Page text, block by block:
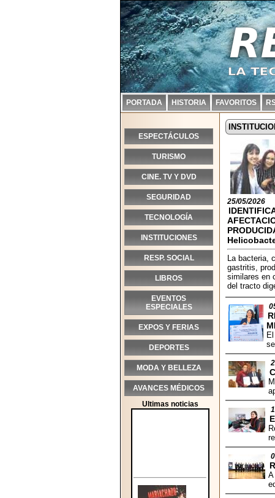
PORTADA HISTORIA FAVORITOS
ESPECTÁCULOS
TURISMO
CINE. TV Y DVD
SEGURIDAD
TECNOLOGÍA
INSTITUCIONES
RESP. SOCIAL
LIBROS
EVENTOS
ESPECIALES
EXPOS Y FERIAS
DEPORTES
MODA Y BELLEZA
AVANCES MÉDICOS
Ultimas noticias
25/05/2026
La bacteria,
gastritis,
similares en
del tracto
A